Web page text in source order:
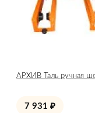
АРХИВ Таль ручная
7 931 ₽